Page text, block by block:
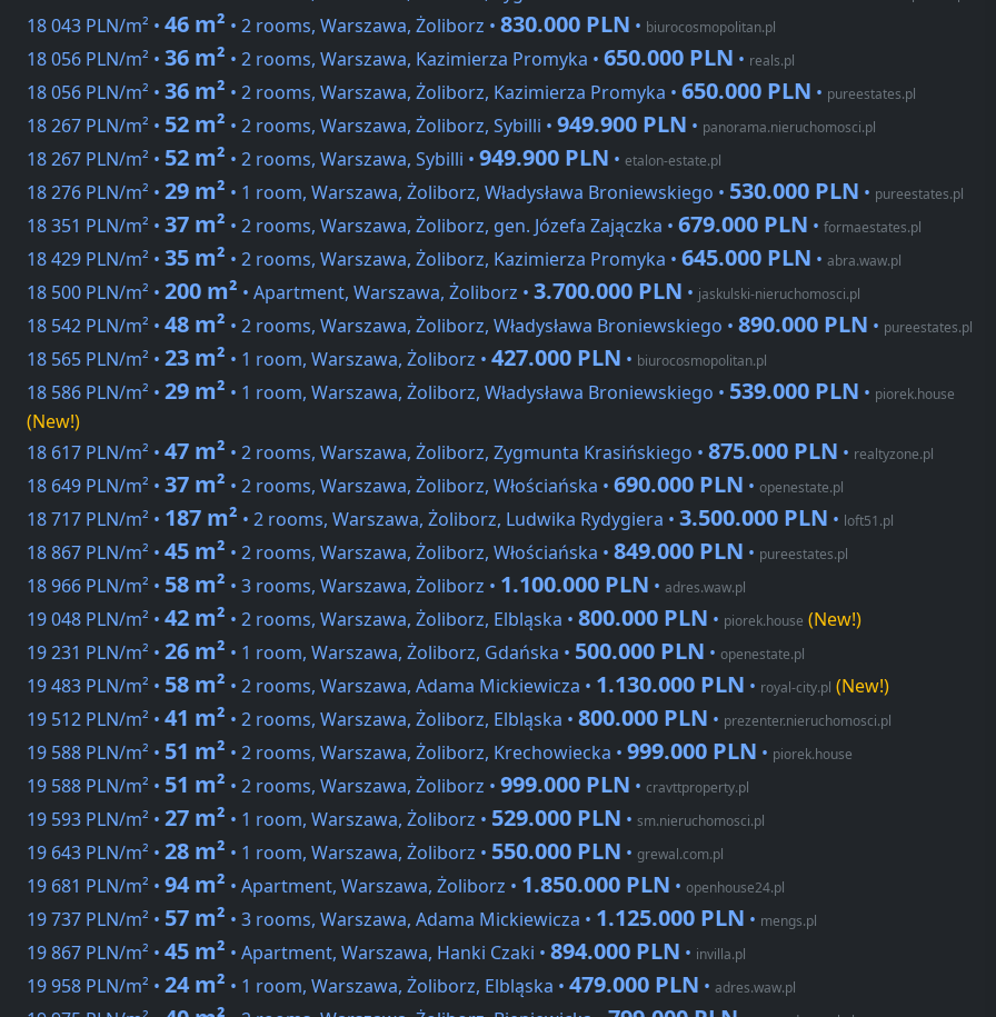
18 043 PLN/m² • 46 m² • 2 rooms, Warszawa, Żoliborz • 830.000 PLN • biurocosmopolitan.pl
18 056 PLN/m² • 36 m² • 2 rooms, Warszawa, Kazimierza Promyka • 650.000 PLN • reals.pl
18 056 PLN/m² • 36 m² • 2 rooms, Warszawa, Żoliborz, Kazimierza Promyka • 650.000 PLN • pureestates.pl
18 267 PLN/m² • 52 m² • 2 rooms, Warszawa, Żoliborz, Sybilli • 949.900 PLN • panorama.nieruchomosci.pl
18 267 PLN/m² • 52 m² • 2 rooms, Warszawa, Sybilli • 949.900 PLN • etalon-estate.pl
18 276 PLN/m² • 29 m² • 1 room, Warszawa, Żoliborz, Władysława Broniewskiego • 530.000 PLN • pureestates.pl
18 351 PLN/m² • 37 m² • 2 rooms, Warszawa, Żoliborz, gen. Józefa Zajączka • 679.000 PLN • formaestates.pl
18 429 PLN/m² • 35 m² • 2 rooms, Warszawa, Żoliborz, Kazimierza Promyka • 645.000 PLN • abra.waw.pl
18 500 PLN/m² • 200 m² • Apartment, Warszawa, Żoliborz • 3.700.000 PLN • jaskulski-nieruchomosci.pl
18 542 PLN/m² • 48 m² • 2 rooms, Warszawa, Żoliborz, Władysława Broniewskiego • 890.000 PLN • pureestates.pl
18 565 PLN/m² • 23 m² • 1 room, Warszawa, Żoliborz • 427.000 PLN • biurocosmopolitan.pl
18 586 PLN/m² • 29 m² • 1 room, Warszawa, Żoliborz, Władysława Broniewskiego • 539.000 PLN • piorek.house
(New!)
18 617 PLN/m² • 47 m² • 2 rooms, Warszawa, Żoliborz, Zygmunta Krasińskiego • 875.000 PLN • realtyzone.pl
18 649 PLN/m² • 37 m² • 2 rooms, Warszawa, Żoliborz, Włościańska • 690.000 PLN • openestate.pl
18 717 PLN/m² • 187 m² • 2 rooms, Warszawa, Żoliborz, Ludwika Rydygiera • 3.500.000 PLN • loft51.pl
18 867 PLN/m² • 45 m² • 2 rooms, Warszawa, Żoliborz, Włościańska • 849.000 PLN • pureestates.pl
18 966 PLN/m² • 58 m² • 3 rooms, Warszawa, Żoliborz • 1.100.000 PLN • adres.waw.pl
19 048 PLN/m² • 42 m² • 2 rooms, Warszawa, Żoliborz, Elbląska • 800.000 PLN • piorek.house (New!)
19 231 PLN/m² • 26 m² • 1 room, Warszawa, Żoliborz, Gdańska • 500.000 PLN • openestate.pl
19 483 PLN/m² • 58 m² • 2 rooms, Warszawa, Adama Mickiewicza • 1.130.000 PLN • royal-city.pl (New!)
19 512 PLN/m² • 41 m² • 2 rooms, Warszawa, Żoliborz, Elbląska • 800.000 PLN • prezenter.nieruchomosci.pl
19 588 PLN/m² • 51 m² • 2 rooms, Warszawa, Żoliborz, Krechowiecka • 999.000 PLN • piorek.house
19 588 PLN/m² • 51 m² • 2 rooms, Warszawa, Żoliborz • 999.000 PLN • cravttproperty.pl
19 593 PLN/m² • 27 m² • 1 room, Warszawa, Żoliborz • 529.000 PLN • sm.nieruchomosci.pl
19 643 PLN/m² • 28 m² • 1 room, Warszawa, Żoliborz • 550.000 PLN • grewal.com.pl
19 681 PLN/m² • 94 m² • Apartment, Warszawa, Żoliborz • 1.850.000 PLN • openhouse24.pl
19 737 PLN/m² • 57 m² • 3 rooms, Warszawa, Adama Mickiewicza • 1.125.000 PLN • mengs.pl
19 867 PLN/m² • 45 m² • Apartment, Warszawa, Hanki Czaki • 894.000 PLN • invilla.pl
19 958 PLN/m² • 24 m² • 1 room, Warszawa, Żoliborz, Elbląska • 479.000 PLN • adres.waw.pl